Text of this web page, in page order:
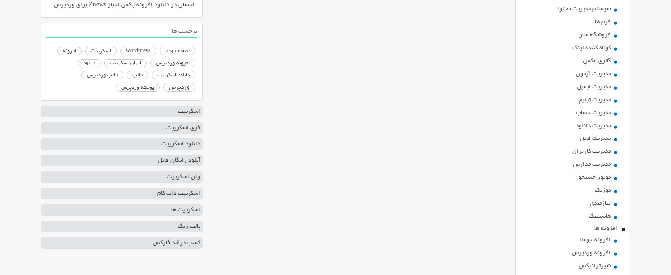
سیستم مدیریت محتوا
فرم ها
فروشگاه ساز
کوتاه کننده لینک
گالری عکس
مدیریت آزمون
مدیریت ایمیل
مدیریت تبلیغ
مدیریت حساب
مدیریت دانلود
مدیریت فایل
مدیریت کاربران
مدیریت مدارس
موتور جستجو
موزیک
نیازمندی
هاستينگ
افزونه ها
افزونه جوملا
افزونه وردپرس
شیرترانیکس
احسان در دانلود افزونه باکس اخبار Znews برای وردپرس
برچسب ها
responsive
wordpress اسکریپت
افزونه
افزونه وردپرس
ایران اسکریپت دانلود
دانلود اسکریپت قالب قالب وردپرس
وردپرس پوسته وردپرس
اسکریپت
فری اسکریپت
دانلود اسکریپت
آپلود رایگان فایل
وان اسکریپت
اسکریپت دات کام
اسکریپت ها
پالت رنگ
کسب درآمد فارکس